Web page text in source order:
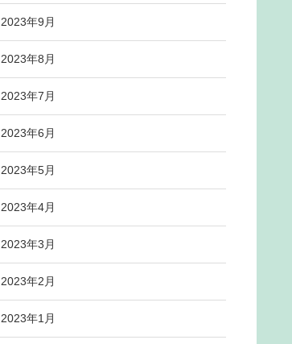
2023年9月
2023年8月
2023年7月
2023年6月
2023年5月
2023年4月
2023年3月
2023年2月
2023年1月